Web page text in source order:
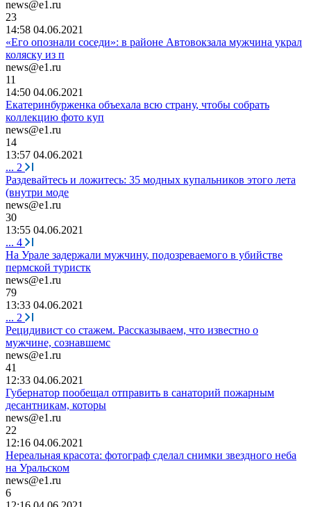
news@e1.ru
23
14:58 04.06.2021
«Его опознали соседи»: в районе Автовокзала мужчина украл
коляску из п
news@e1.ru
11
14:50 04.06.2021
Екатеринбурженка объехала всю страну, чтобы собрать
коллекцию фото куп
news@e1.ru
14
13:57 04.06.2021
... 2
Раздевайтесь и ложитесь: 35 модных купальников этого лета
(внутри моде
news@e1.ru
30
13:55 04.06.2021
... 4
На Урале задержали мужчину, подозреваемого в убийстве
пермской туристк
news@e1.ru
79
13:33 04.06.2021
... 2
Рецидивист со стажем. Рассказываем, что известно о
мужчине, сознавшемс
news@e1.ru
41
12:33 04.06.2021
Губернатор пообещал отправить в санаторий пожарным
десантникам, которы
news@e1.ru
22
12:16 04.06.2021
Нереальная красота: фотограф сделал снимки звездного неба
на Уральском
news@e1.ru
6